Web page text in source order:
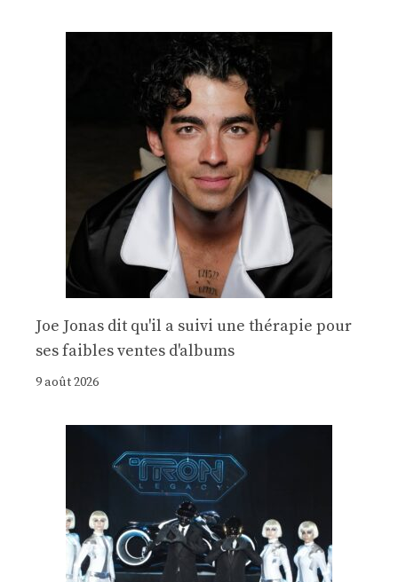
Joe Jonas dit qu'il a suivi une thérapie pour
ses faibles ventes d'albums
9 août 2026